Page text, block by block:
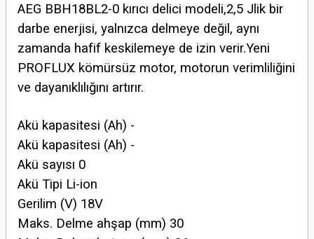
AEG BBH18BL2-0 kırıcı delici modeli,2,5 Jlik bir
darbe enerjisi, yalnızca delmeye değil, aynı
zamanda hafif keskilemeye de izin verir.Yeni
PROFLUX kömürsüz motor, motorun verimliliğini
ve dayanıklılığını artırır.
Akü kapasitesi (Ah) -
Akü kapasitesi (Ah) -
Akü sayısı 0
Akü Tipi Li-ion
Gerilim (V) 18V
Maks. Delme ahşap (mm) 30